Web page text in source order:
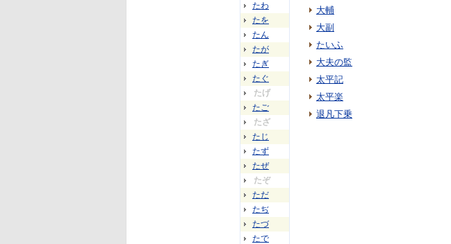
たわ
たを
たん
たが
たぎ
たぐ
たげ
たご
たざ
たじ
たず
たぜ
たぞ
ただ
たぢ
たづ
たで
大輔
大副
たいふ
大夫の監
太平記
太平楽
退凡下乗